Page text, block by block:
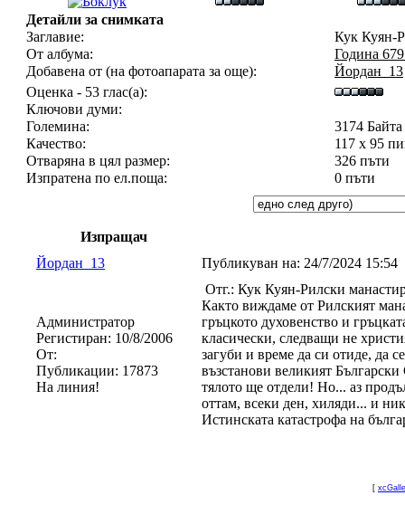
Детайли за снимката
Заглавие:
Кук Куян-
От албума:
Година
Добавена от (на фотоапарата за още):
Йордан_13
Оценка - 53 глас(а):
Ключови думи:
Големина:
3174 Байта
Качество:
117 x 95
Отваряна в цял размер:
326 пъти
Изпратена по ел.поща:
0 пъти
Изпращач
Йордан_13
Публикуван на: 24/7/2024 15:54
Администратор
Регистиран: 10/8/2006
От:
Публикации: 17873
На линия!
Отг.: Кук Куян-Рилски
Както виждаме от Рилският
гръцкото духовенство и
класически, следващи не
загуби и време да си отиде, да
възстанови великият
тялото ще отдели! Но... аз
оттам, всеки ден, хиляди... и
Истинската катастрофа на
[